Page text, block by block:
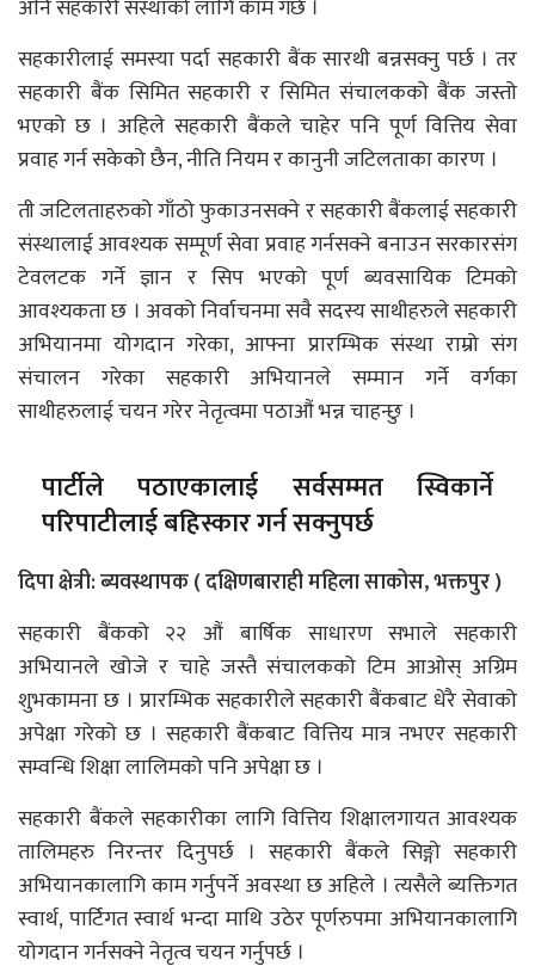
अनि सहकारी संस्थाको लागि काम गर्छ ।
सहकारीलाई समस्या पर्दा सहकारी बैंक सारथी बन्नसक्नु पर्छ । तर
सहकारी बैंक सिमित सहकारी र सिमित संचालकको बैंक जस्तो
भएको छ । अहिले सहकारी बैंकले चाहेर पनि पूर्ण वित्तिय सेवा
प्रवाह गर्न सकेको छैन, नीति नियम र कानुनी जटिलताका कारण ।
ती जटिलताहरुको गाँठो फुकाउनसक्ने र सहकारी बैंकलाई सहकारी
संस्थालाई आवश्यक सम्पूर्ण सेवा प्रवाह गर्नसक्ने बनाउन सरकारसंग
टेवलटक गर्ने ज्ञान र सिप भएको पूर्ण ब्यवसायिक टिमको
आवश्यकता छ । अवको निर्वाचनमा सवै सदस्य साथीहरुले सहकारी
अभियानमा योगदान गरेका, आफ्ना प्रारम्भिक संस्था राम्रो संग
संचालन गरेका सहकारी अभियानले सम्मान गर्ने वर्गका
साथीहरुलाई चयन गरेर नेतृत्वमा पठाऔं भन्न चाहन्छु ।
पार्टीले पठाएकालाई सर्वसम्मत स्विकार्ने
परिपाटीलाई बहिस्कार गर्न सक्नुपर्छ
दिपा क्षेत्री: ब्यवस्थापक ( दक्षिणबाराही महिला साकोस, भक्तपुर )
सहकारी बैंकको २२ औं बार्षिक साधारण सभाले सहकारी
अभियानले खोजे र चाहे जस्तै संचालकको टिम आओस् अग्रिम
शुभकामना छ । प्रारम्भिक सहकारीले सहकारी बैंकबाट धेरै सेवाको
अपेक्षा गरेको छ । सहकारी बैंकबाट वित्तिय मात्र नभएर सहकारी
सम्वन्धि शिक्षा लालिमको पनि अपेक्षा छ ।
सहकारी बैंकले सहकारीका लागि वित्तिय शिक्षालगायत आवश्यक
तालिमहरु निरन्तर दिनुपर्छ । सहकारी बैंकले सिङ्गो सहकारी
अभियानकालागि काम गर्नुपर्ने अवस्था छ अहिले । त्यसैले ब्यक्तिगत
स्वार्थ, पार्टिगत स्वार्थ भन्दा माथि उठेर पूर्णरुपमा अभियानकालागि
योगदान गर्नसक्ने नेतृत्व चयन गर्नुपर्छ ।